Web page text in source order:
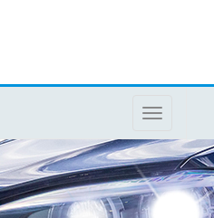
Toggle